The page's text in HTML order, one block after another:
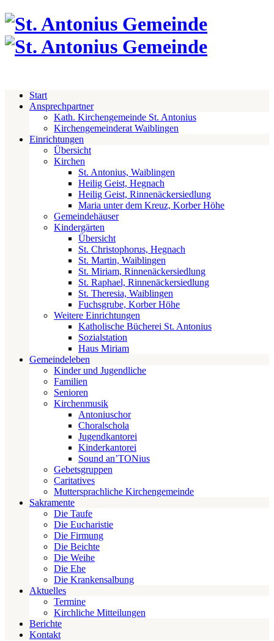
Start
Ansprechpartner
Kath. Kirchengemeinde St. Antonius
Kirchengemeinderat Waiblingen
Einrichtungen
Übersicht
Kirchen
St. Antonius, Waiblingen
Heilig Geist, Hegnach
Heilig Geist, Rinnenäckersiedlung
Maria unter dem Kreuz, Korber Höhe
Gemeindehäuser
Kindergärten
Übersicht
St. Christophorus, Hegnach
St. Martin, Waiblingen
St. Miriam, Rinnenäckersiedlung
St. Raphael, Rinnenäckersiedlung
St. Theresia, Waiblingen
Fuchsgrube, Korber Höhe
Weitere Einrichtungen
Katholische Bücherei St. Antonius
Sozialstation
Haus Miriam
Gemeindeleben
Kinder und Jugendliche
Familien
Senioren
Kirchenmusik
Antoniuschor
Choralschola
Jugendkantorei
Kinderkantorei
Sound an’TONius
Gebetsgruppen
Caritatives
Muttersprachliche Kirchengemeinde
Sakramente
Die Taufe
Die Eucharistie
Die Firmung
Die Beichte
Die Weihe
Die Ehe
Die Krankensalbung
Aktuelles
Termine
Kirchliche Mitteilungen
Berichte
Kontakt